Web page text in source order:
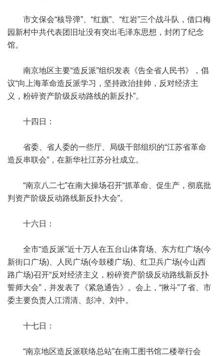
市文保会“核导弹”、“红旗”、“红岩”三个战斗队，借口梅
园新村中共代表团旧址没有突出毛泽东思想，封闭了纪念
馆。
南京地区主要“造反派”组织发表《告全省人民书》，倡
议“向上海革命造反派学习，坚持政治挂帅，反对经济主
义，粉碎资产阶级反动路线的新反扑”。
十四日：
省委、省人委的一些厅、局级干部组织的“江苏省革命
造反串联会”，在新华社江苏分社成立。
“南京八二七”在南大操场召开“抓革命、促生产，彻底批
判资产阶级反动路线新反扑大会”。
十六日：
全市“造反派”近十万人在五台山体育场、东方红广场(今
新街口广场)、人民广场(今鼓楼广场)、红卫兵广场(今山西
路广场)召开“反对经济主义，粉碎资产阶级反动路线新反扑
誓师大会”，并发表了《紧急通告》。会上，“揪斗”了省、市
委主要负责人江渭清、彭冲、刘中。
十七日：
“南京地区造反派联络总站”在南工图书馆二楼举行会